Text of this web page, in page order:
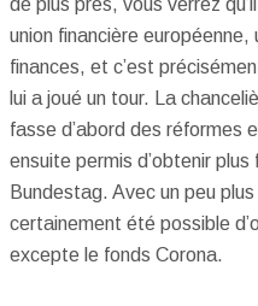
de plus près, vous verrez
union financière
finances, et c’est
lui a joué un tour. La
fasse d’abord des réformes
ensuite permis d’obtenir
Bundestag. Avec un peu
certainement été possible
excepte le fonds Corona.